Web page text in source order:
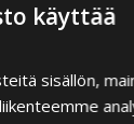
minulla on?
oikeus:
käyttää
sisällön,